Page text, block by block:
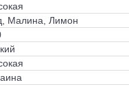
Малина, Лимон